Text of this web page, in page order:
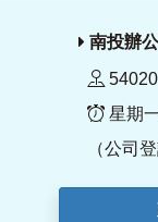
南投辦
星期
（公司